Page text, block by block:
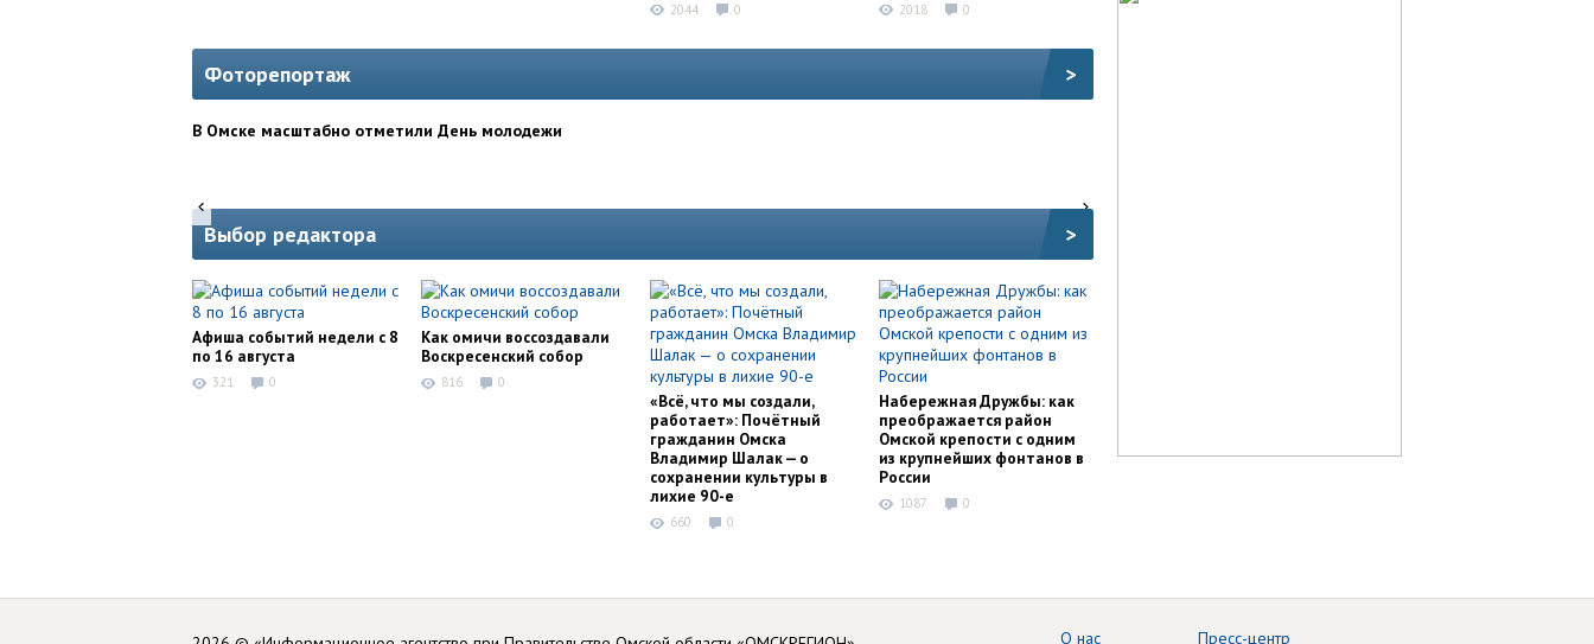
2044 0 2018 0
Фоторепортаж >
В Омске масштабно отметили День молодежи
Выбор редактора >
Афиша событий недели с 8
по 16 августа
321 0
Как омичи воссоздавали
Воскресенский собор
816 0
«Всё, что мы создали,
работает»: Почётный
гражданин Омска
Владимир Шалак — о
сохранении культуры в
лихие 90-е
660 0
Набережная Дружбы: как
преображается район
Омской крепости с одним
из крупнейших фонтанов в
России
1087 0
О нас Пресс-центр